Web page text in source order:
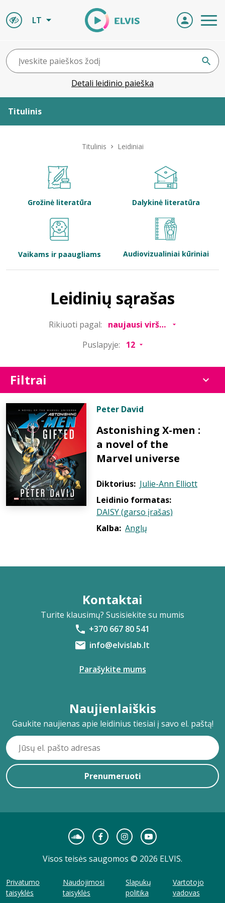
LT
Detali leidinio paieška
Titulinis
Bibliotekoms
Titulinis Leidiniai
Grožinė literatūra Dalykinė literatūra
Vaikams ir paaugliams Audiovizualiniai kūriniai
Leidinių sąrašas
Rikiuoti pagal:
Puslapyje:
Filtrai
Peter David
Astonishing X-men :
a novel of the
Marvel universe
Diktorius: Julie-Ann Elliott
Leidinio formatas:
DAISY (garso įrašas)
Kalba: Anglų
Kontaktai
Turite klausimų? Susisiekite su mumis
+370 667 80 541
info@elvislab.lt
Parašykite mums
Naujienlaiškis
Gaukite naujienas apie leidinius tiesiai į savo el. paštą!
Prenumeruoti
Visos teisės saugomos © 2026 ELVIS.
Privatumo
taisyklės
Naudojimosi
taisyklės
Slapukų
politika
Vartotojo
vadovas